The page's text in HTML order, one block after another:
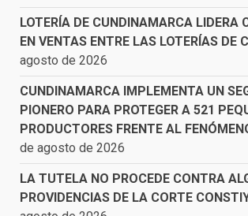
LOTERÍA DE CUNDINAMARCA LIDERA
EN VENTAS ENTRE LAS LOTERÍAS DE
agosto de 2026
CUNDINAMARCA IMPLEMENTA UN
PIONERO PARA PROTEGER A 521
PRODUCTORES FRENTE AL
de agosto de 2026
LA TUTELA NO PROCEDE CONTRA
PROVIDENCIAS DE LA CORTE